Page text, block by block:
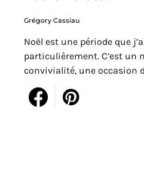
Grégory Cassiau
Noël est une période que
particulièrement. C’est un
convivialité, une occasion